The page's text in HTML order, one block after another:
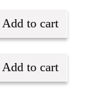
Add to cart
Add to cart